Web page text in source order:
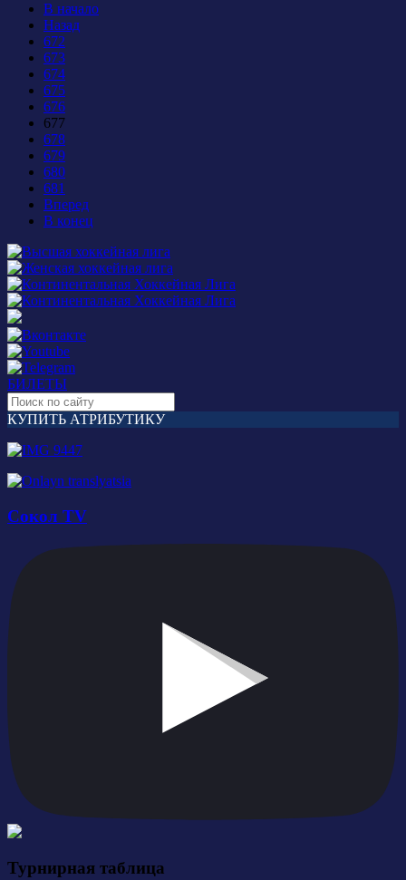
В начало
Назад
672
673
674
675
676
677
678
679
680
681
Вперед
В конец
БИЛЕТЫ
КУПИТЬ АТРИБУТИКУ
Сокол TV
Турнирная таблица